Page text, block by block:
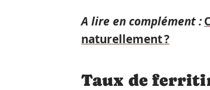
A lire en complément :
naturellement ?
Taux de